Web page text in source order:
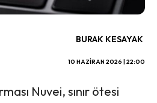
BURAK KESAYAK
10 HAZIRAN 2026 | 22:00
Nuvei, sınır ötesi